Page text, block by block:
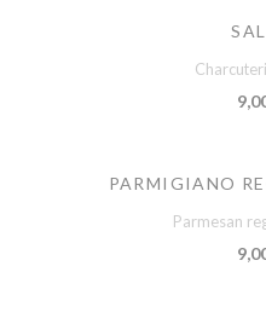
PARMIGIANO
Parmesan